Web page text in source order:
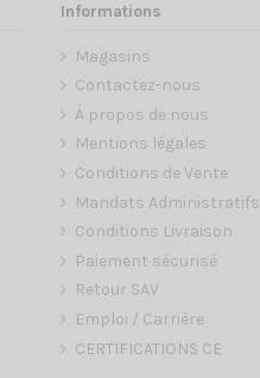
Informations
Magasins
Contactez-nous
À propos de nous
Mentions légales
Conditions de Vente
Mandats Administratifs
Conditions Livraison
Paiement sécurisé
Retour SAV
Emploi / Carrière
CERTIFICATIONS CE